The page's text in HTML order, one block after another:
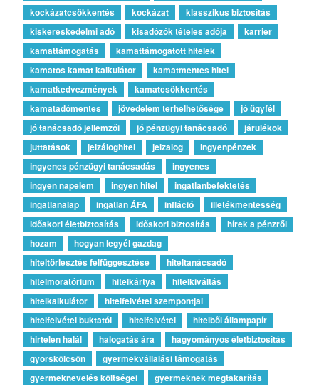
kockázatcsökkentés
kockázat
klasszikus biztosítás
kiskereskedelmi adó
kisadózók tételes adója
karrier
kamattámogatás
kamattámogatott hitelek
kamatos kamat kalkulátor
kamatmentes hitel
kamatkedvezmények
kamatcsökkentés
kamatadómentes
jövedelem terhelhetősége
jó ügyfél
jó tanácsadó jellemzői
jó pénzügyi tanácsadó
járulékok
juttatások
jelzáloghitel jelzalog
ingyenpénzek
ingyenes pénzügyi tanácsadás
ingyenes
ingyen napelem
ingyen hitel
ingatlanbefektetés
ingatlanalap
ingatlan ÁFA infláció
illetékmentesség
időskori életbiztosítás
időskori biztosítás
hírek a pénzről
hozam
hogyan legyél gazdag
hiteltörlesztés felfüggesztése
hiteltanácsadó
hitelmoratórium
hitelkártya
hitelkiváltás
hitelkalkulátor
hitelfelvétel szempontjai
hitelfelvétel buktatói
hitelfelvétel
hitelből állampapír
hirtelen halál
halogatás ára
hagyományos életbiztosítás
gyorskölcsön
gyermekvállalási támogatás
gyermeknevelés költségei
gyermeknek megtakarítás